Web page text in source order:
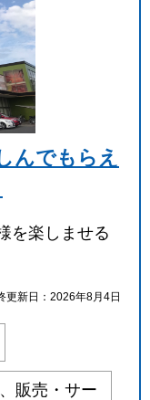
んでもらえ
を楽しませる
更新日：2026年8月4日
販売・サー